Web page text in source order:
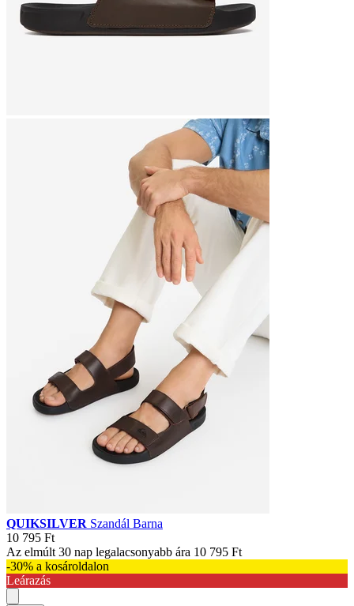
QUIKSILVER Szandál Barna
10 795 Ft
Az elmúlt 30 nap legalacsonyabb ára 10 795 Ft
-30% a kosároldalon
Leárazás